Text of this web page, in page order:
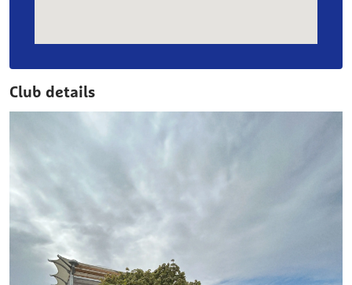
Club details